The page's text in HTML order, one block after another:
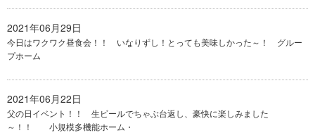
2021年06月29日
今日はワクワク昼食会！！ いなりずし！とっても美味しかった～！ グルー
プホーム
2021年06月22日
父の日イベント！！ 生ビールでちゃぶ台返し、豪快に楽しみました
～！！ 小規模多機能ホーム・